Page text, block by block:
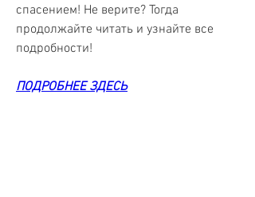
спасением! Не верите? Тогда
продолжайте читать и узнайте все
подробности!
ПОДРОБНЕЕ ЗДЕСЬ